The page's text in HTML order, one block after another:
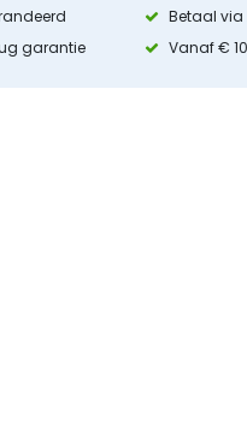
garantie
Betaal via
Vanaf €